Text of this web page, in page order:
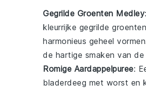
Gegrilde Groenten Medley
kleurrijke gegrilde
harmonieus geheel
de hartige smaken van de
Romige Aardappelpuree:
bladerdeeg met worst en